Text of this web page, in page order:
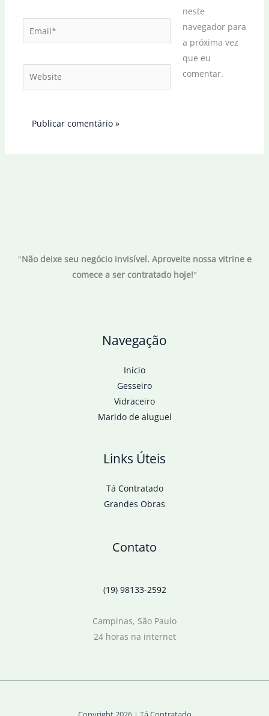
Email*
Website
neste
navegador para
a próxima vez
que eu
comentar.
"Não deixe seu negócio invisível. Aproveite nossa vitrine e
comece a ser contratado hoje!"
Navegação
Início
Gesseiro
Vidraceiro
Marido de aluguel
Links Úteis
Tá Contratado
Grandes Obras
Contato
(19) 98133-2592
Campinas, São Paulo
24 horas na internet